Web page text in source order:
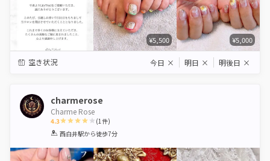
¥5,500 ¥5,000
空き状況 今日 × 明日 × 明後日 ×
charmerose
Charme Rose
4.3
1 2 3 4 5
(1件)
西白井駅から徒歩7分